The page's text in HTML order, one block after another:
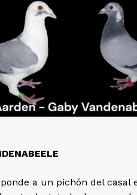
a un pichón del casal